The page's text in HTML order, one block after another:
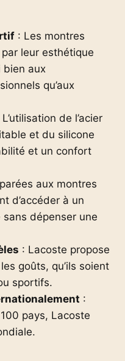
: Les montres
leur esthétique
bien aux
qu’aux
L’utilisation de l’acier
et du silicone
et un confort
aux montres
d’accéder à un
dépenser une
: Lacoste propose
goûts, qu’ils soient
sportifs.
:
pays, Lacoste